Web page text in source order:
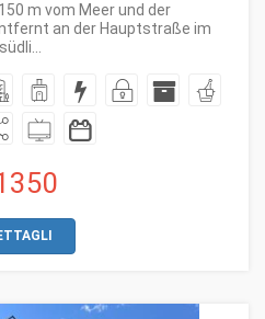
m vom Meer und der
an der Hauptstraße im
südli...